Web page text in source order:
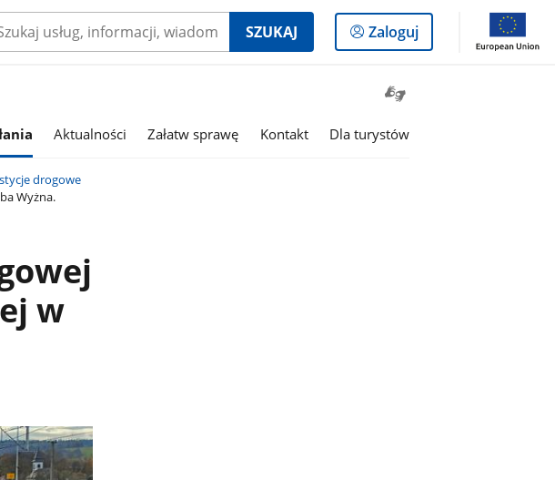
SZUKAJ
Logowanie
do
Zaloguj
Otwórz
z
Aktualności Załatw sprawę Kontakt Dla turystów
drogowe
Wyżna.
w